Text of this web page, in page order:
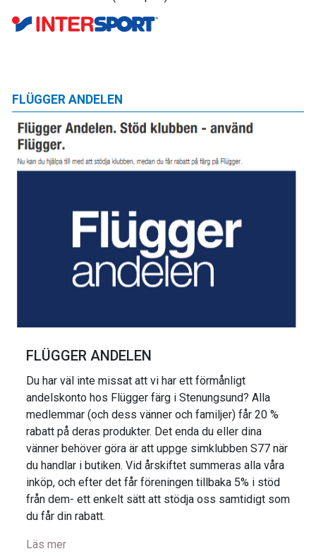
FLÜGGER ANDELEN
FLÜGGER ANDELEN
Du har väl inte missat att vi har ett förmånligt
andelskonto hos Flügger färg i Stenungsund? Alla
medlemmar (och dess vänner och familjer) får 20 %
rabatt på deras produkter. Det enda du eller dina
vänner behöver göra är att uppge simklubben S77 när
du handlar i butiken. Vid årskiftet summeras alla våra
inköp, och efter det får föreningen tillbaka 5% i stöd
från dem- ett enkelt sätt att stödja oss samtidigt som
du får din rabatt.
Läs mer